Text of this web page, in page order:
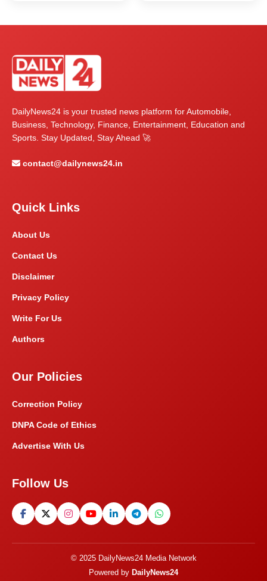
DailyNews24 is your trusted news platform for Automobile,
Business, Technology, Finance, Entertainment, Education and
Sports. Stay Updated, Stay Ahead 🚀
contact@dailynews24.in
Quick Links
About Us
Contact Us
Disclaimer
Privacy Policy
Write For Us
Authors
Our Policies
Correction Policy
DNPA Code of Ethics
Advertise With Us
Follow Us
© 2025 DailyNews24 Media Network
Powered by DailyNews24